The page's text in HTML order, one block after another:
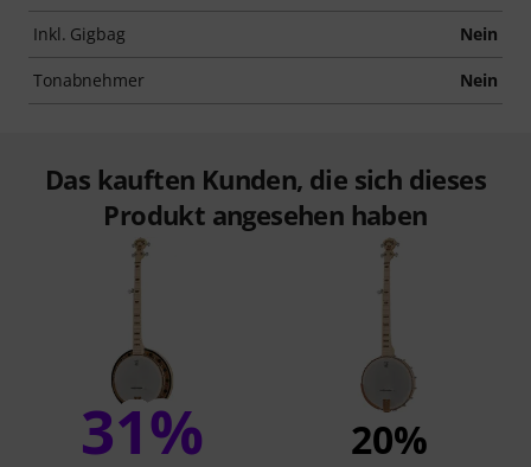
Inkl. Gigbag Nein
Tonabnehmer Nein
Das kauften Kunden, die sich dieses
Produkt angesehen haben
31% 20%